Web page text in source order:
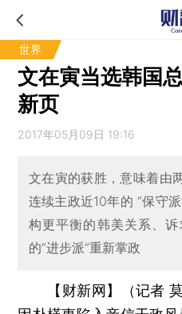
世界
文在寅当选韩国
新页
2017年05月09日 19:16
文在寅的获胜，意味着由
连续主政近10年的 “保守
构更平衡的韩美关系、
的“进步派”重新掌政
【财新网】（记者